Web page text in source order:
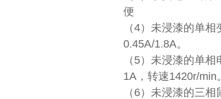
便
（4）未浸漆的单
0.45A/1.8A。
（5）未浸漆的单
1A，转速1420r/min
（6）未浸漆的三